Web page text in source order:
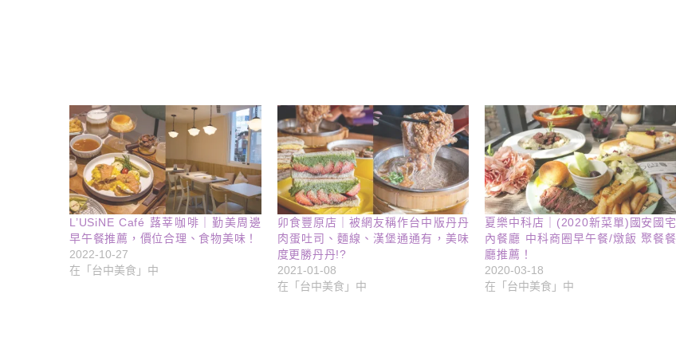
L’USiNE Café 蕗莘咖啡｜勤美周邊
早午餐推薦，價位合理、食物美味！
2022-10-27
在「台中美食」中
卯食豐原店｜被網友稱作台中版丹丹
肉蛋吐司、麵線、漢堡通通有，美味
度更勝丹丹!?
2021-01-08
在「台中美食」中
夏樂中科店｜(2020新菜單)國安國宅
內餐廳 中科商圈早午餐/燉飯 聚餐餐
廳推薦！
2020-03-18
在「台中美食」中